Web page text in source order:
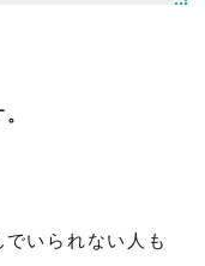
いられない人も